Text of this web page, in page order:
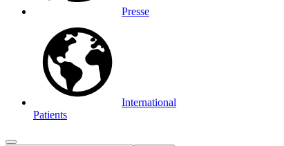
Presse
International
Patients